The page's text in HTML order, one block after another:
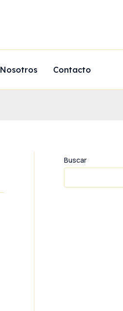
Nosotros Contacto
Buscar